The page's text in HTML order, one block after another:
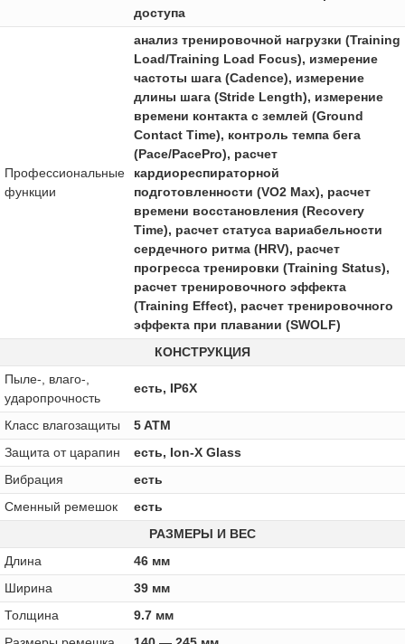
доступа
Профессиональные
функции
анализ тренировочной нагрузки (Training
Load/Training Load Focus), измерение
частоты шага (Cadence), измерение
длины шага (Stride Length), измерение
времени контакта с землей (Ground
Contact Time), контроль темпа бега
(Pace/PacePro), расчет
кардиореспираторной
подготовленности (VO2 Max), расчет
времени восстановления (Recovery
Time), расчет статуса вариабельности
сердечного ритма (HRV), расчет
прогресса тренировки (Training Status),
расчет тренировочного эффекта
(Training Effect), расчет тренировочного
эффекта при плавании (SWOLF)
КОНСТРУКЦИЯ
Пыле-, влаго-,
ударопрочность
есть, IP6X
Класс влагозащиты
5 ATM
Защита от царапин
есть, Ion-X Glass
Вибрация
есть
Сменный ремешок
есть
РАЗМЕРЫ И ВЕС
Длина
46 мм
Ширина
39 мм
Толщина
9.7 мм